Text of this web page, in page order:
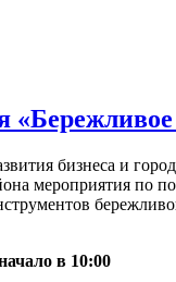
«Бережливое
бизнеса и
мероприятия
в 10:00